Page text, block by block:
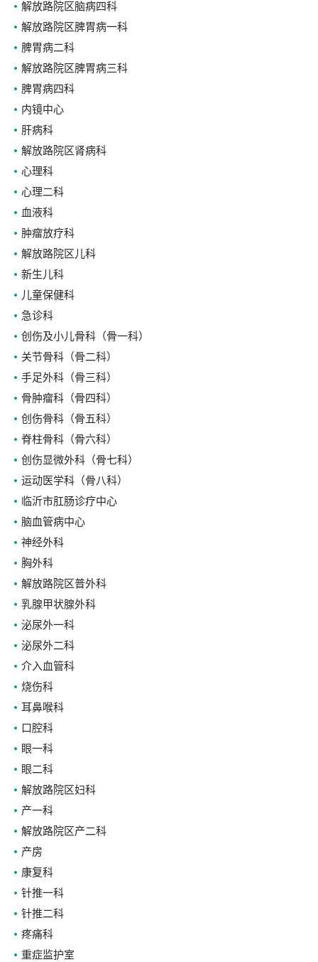
解放路院区脑病四科
解放路院区脾胃病一科
脾胃病二科
解放路院区脾胃病三科
脾胃病四科
内镜中心
肝病科
解放路院区肾病科
心理科
心理二科
血液科
肿瘤放疗科
解放路院区儿科
新生儿科
儿童保健科
急诊科
创伤及小儿骨科（骨一科）
关节骨科（骨二科）
手足外科（骨三科）
骨肿瘤科（骨四科）
创伤骨科（骨五科）
脊柱骨科（骨六科）
创伤显微外科（骨七科）
运动医学科（骨八科）
临沂市肛肠诊疗中心
脑血管病中心
神经外科
胸外科
解放路院区普外科
乳腺甲状腺外科
泌尿外一科
泌尿外二科
介入血管科
烧伤科
耳鼻喉科
口腔科
眼一科
眼二科
解放路院区妇科
产一科
解放路院区产二科
产房
康复科
针推一科
针推二科
疼痛科
重症监护室